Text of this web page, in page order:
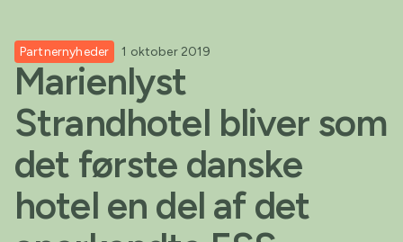
Partnernyheder 1 oktober 2019
Marienlyst
Strandhotel bliver som
det første danske
hotel en del af det